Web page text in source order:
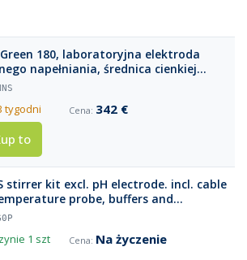
Green 180, laboratoryjna elektroda
napełniania, średnica cienkiej
(długość 180 mm), złącze S7
tygodni 342 €
to
stirrer kit excl. pH electrode. incl. cable
probe, buffers and
1 szt
Na życzenie